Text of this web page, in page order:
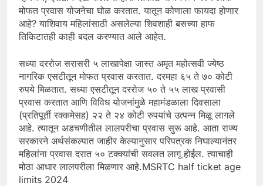
मोफत प्रवास योजनेचा घोळ करतात. यातून कोणाला फायदा होणार
आहे? याशिवाय महिलांसाठी असलेल्या शिवशाही बसच्या हाफ
तिकिटातही काही बदल करण्यात आले आहेत.
सध्या दररोज सरासरी ५ लाखापेक्षा जास्त अमृत महोत्सवी ज्येष्ठ
नागरिक एसटीतून मोफत प्रवास करतात. दरमहा ६५ ते ७० कोटी
रुपये मिळतात. सध्या एसटीतून दररोज ५० ते ५५ लाख प्रवासी
प्रवास करतात आणि विविध योजनांमुळे महामंडळाला दिवसाला
(प्रतिपूर्ती रक्कमेसह) २२ ते २४ कोटी रुपयांचे उत्पन्न मिळू लागले
आहे. त्यातून अडचणीतील लालपरीचा प्रवास सुरू आहे. आता राज्य
सरकारने अर्थसंकल्पात जाहीर केल्यानुसार परिपत्रक निघाल्यानंतर
महिलांना प्रवास दरात ५० टक्क्यांची सवलत लागू होईल. त्याचाही
मोठा आधार लालपरीला मिळणार आहे.MSRTC half ticket age
limits 2024